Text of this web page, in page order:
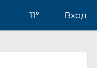
11° Вход